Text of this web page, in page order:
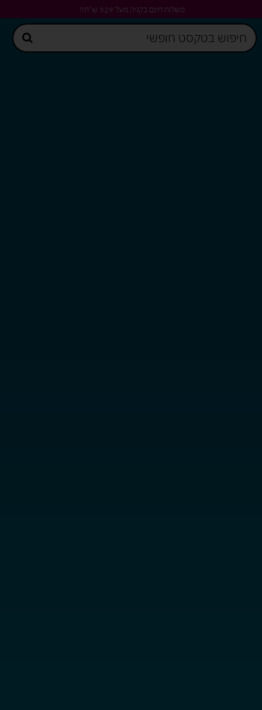
משלוח חינם בקניה מעל 329 ש"ח!!